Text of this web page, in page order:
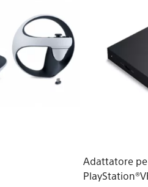
Adattatore